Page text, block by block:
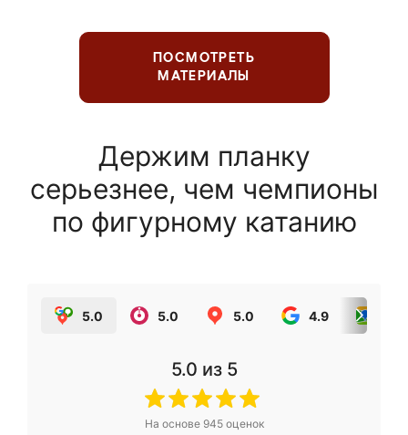
ПОСМОТРЕТЬ
МАТЕРИАЛЫ
Держим планку
серьезнее, чем чемпионы
по фигурному катанию
5.0 5.0 5.0 4.9
5.0 из 5
На основе 945оценок